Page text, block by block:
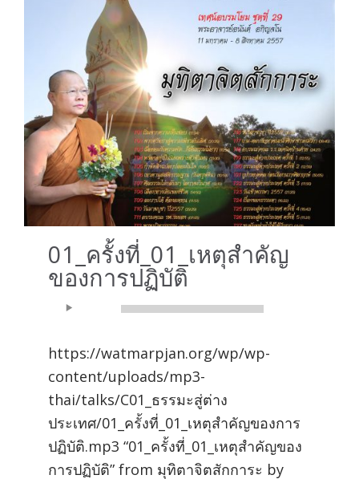
01_ครั้งที่_01_เหตุสำคัญ
ของการปฏิบัติ
Audio
https://watmarpjan.org/wp/wp-
content/uploads/mp3-
thai/talks/C01_ธรรมะสู่ต่าง
ประเทศ/01_ครั้งที่_01_เหตุสำคัญของการ
ปฏิบัติ.mp3 “01_ครั้งที่_01_เหตุสำคัญของ
การปฏิบัติ” from มุทิตาจิตสักการะ by